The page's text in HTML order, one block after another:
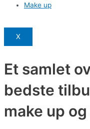
Make up
X
Et samlet
bedste
make up